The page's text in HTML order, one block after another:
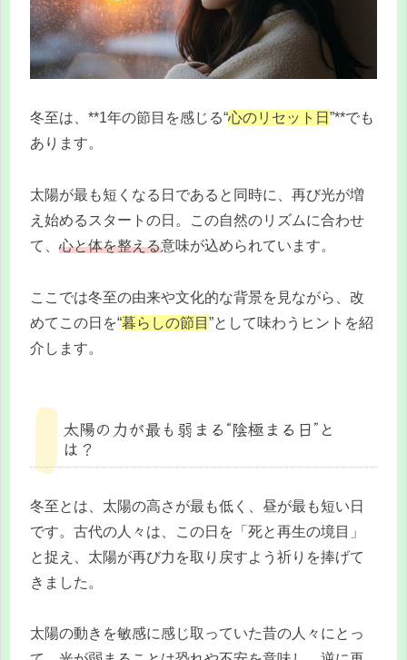
冬至は、**1年の節目を感じる“心のリセット日 ”**でも
あります。
太陽が最も短くなる日であると同時に、再び光が増
え始めるスタートの日。この自然のリズムに合わせ
て、 心と体を整える意味が込められています。
ここでは冬至の由来や文化的な背景を見ながら、改
めてこの日を“暮らしの節目 ”として味わうヒントを紹
介します。
太陽の力が最も弱まる“陰極まる日”と
は？
冬至とは、太陽の高さが最も低く、昼が最も短い日
です。古代の人々は、この日を「死と再生の境目」
と捉え、太陽が再び力を取り戻すよう祈りを捧げて
きました。
太陽の動きを敏感に感じ取っていた昔の人々にとっ